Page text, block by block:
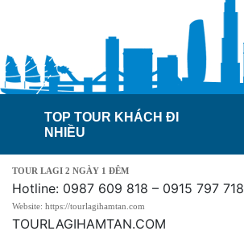
TOP TOUR KHÁCH ĐI
NHIỀU
TOUR LAGI 2 NGÀY 1 ĐÊM
Hotline: 0987 609 818 – 0915 797 718
Website: https://tourlagihamtan.com
TOURLAGIHAMTAN.COM